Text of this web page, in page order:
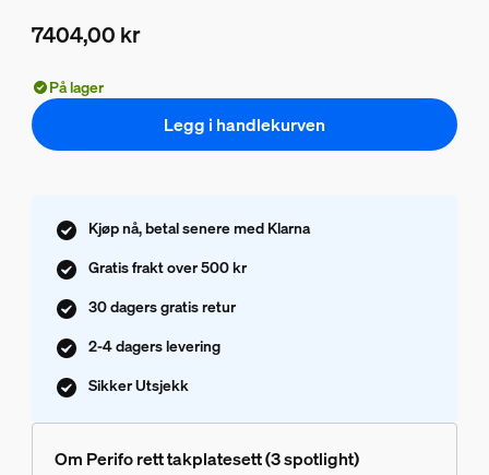
7404,00 kr
På lager
Legg i handlekurven
Kjøp nå, betal senere med Klarna
Gratis frakt over 500 kr
30 dagers gratis retur
2-4 dagers levering
Sikker Utsjekk
Om Perifo rett takplatesett (3 spotlight)